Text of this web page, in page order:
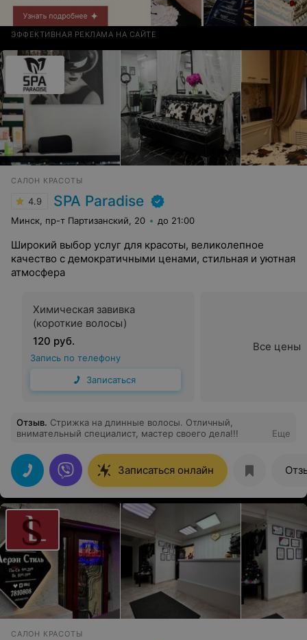
ЭФФЕКТИВНАЯ РЕКЛАМА НА САЙТЕ
САЛОН КРАСОТЫ
4.9 SPA Paradise
Минск, пр-т Партизанский, 20 до 21:00
Широкий выбор услуг для красоты, великолепное
качество с демократичными ценами, стильная и уютная
атмосфера
Химическая завивка
(короткие волосы)
120 руб.
Запись по телефону
Записаться
Все цены
Отзыв. Стрижка на длинные волосы. Отличный,
внимательный специалист, мастер своего дела!!!
Еще
Записаться онлайн
САЛОН КРАСОТЫ